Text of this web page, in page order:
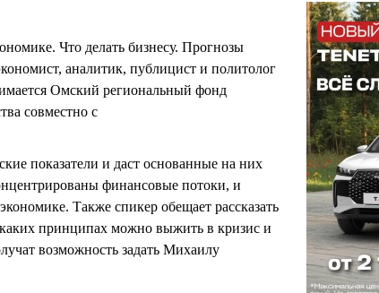
Что делать бизнесу. Прогнозы
аналитик, публицист и политолог
Омский региональный фонд
совместно с
показатели и даст основанные на них
финансовые потоки, и
Также спикер обещает рассказать
принципах можно выжить в кризис и
возможность задать Михаилу